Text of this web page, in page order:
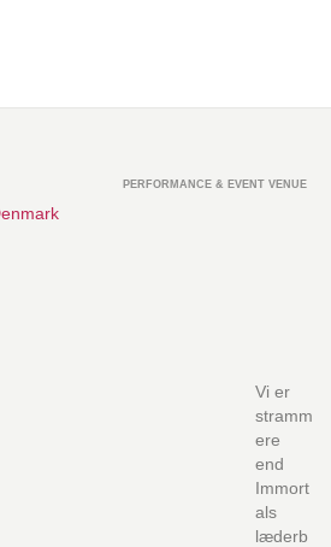
PERFORMANCE & EVENT VENUE
Vi er
stramm
ere
end
Immort
als
læderb